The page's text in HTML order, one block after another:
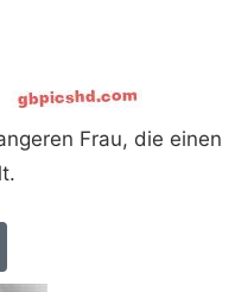
Frau, die einen